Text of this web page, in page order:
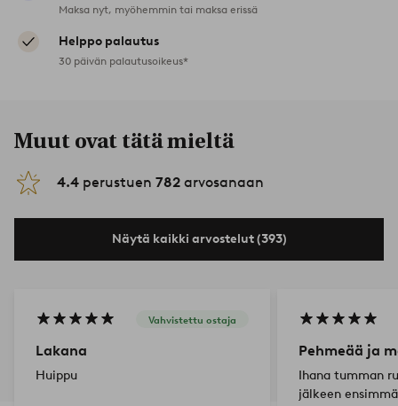
Maksa nyt, myöhemmin tai maksa erissä
Helppo palautus
30 päivän palautusoikeus*
Muut ovat tätä mieltä
4.4 perustuen 782 arvosanaan
Näytä kaikki arvostelut (393)
Vahvistettu ostaja
Lakana
Huippu
Pehmeää ja
Ihana tumman
jälkeen